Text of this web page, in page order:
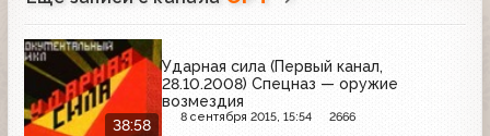
38:58
Ударная сила (Первый канал,
28.10.2008) Спецназ — оружие
возмездия
8 сентября 2015, 15:54 2666